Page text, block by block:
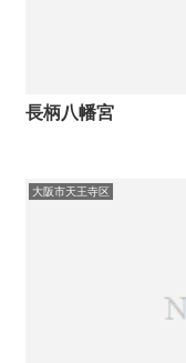
長柄八幡宮
大阪市天王寺区